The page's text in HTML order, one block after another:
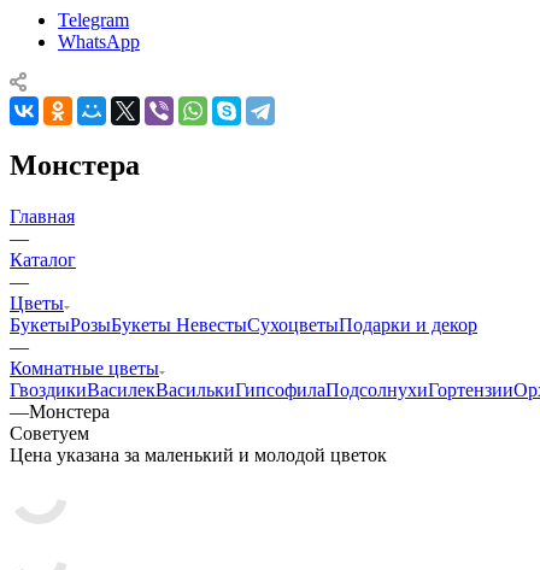
Telegram
WhatsApp
Монстера
Главная
—
Каталог
—
Цветы
БукетыРозыБукеты НевестыСухоцветыПодарки и декор
—
Комнатные цветы
ГвоздикиВасилекВасилькиГипсофилаПодсолнухиГортензии
—Монстера
Советуем
Цена указана за маленький и молодой цветок